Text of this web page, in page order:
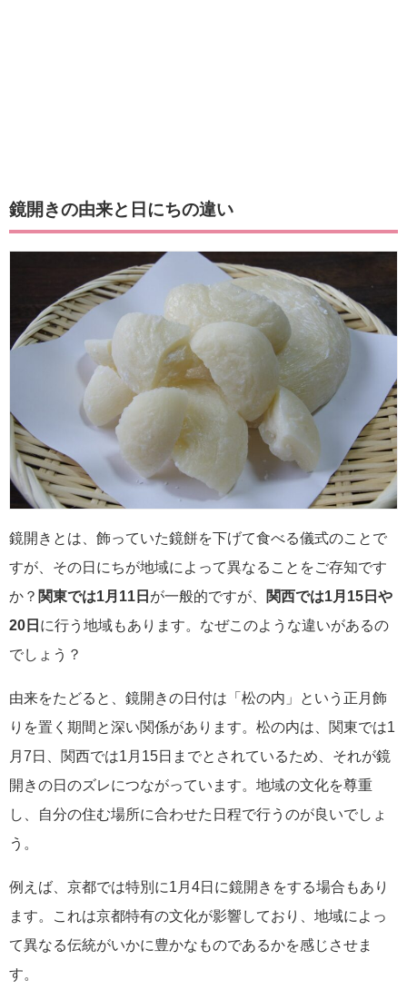
鏡開きの由来と日にちの違い
鏡開きとは、飾っていた鏡餅を下げて食べる儀式のことで
すが、その日にちが地域によって異なることをご存知です
か？ 関東では1月11日 が一般的ですが、
関西では1月15日や
20日 に行う地域もあります。なぜこのような違いがあるの
でしょう？
由来をたどると、鏡開きの日付は「松の内」という正月飾
りを置く期間と深い関係があります。松の内は、関東では1
月7日、関西では1月15日までとされているため、それが鏡
開きの日のズレにつながっています。地域の文化を尊重
し、自分の住む場所に合わせた日程で行うのが良いでしょ
う。
例えば、京都では特別に1月4日に鏡開きをする場合もあり
ます。これは京都特有の文化が影響しており、地域によっ
て異なる伝統がいかに豊かなものであるかを感じさせま
す。